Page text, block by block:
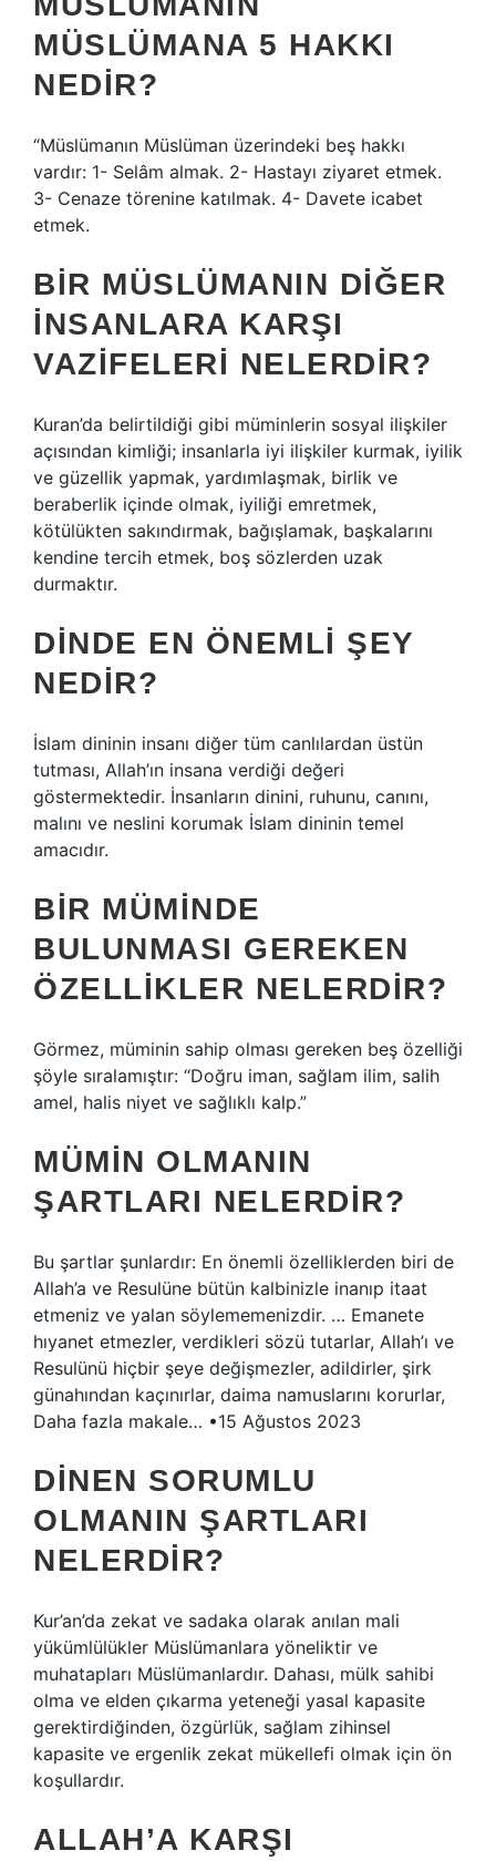
MÜSLÜMANA 5 HAKKI
NEDIR?
“Müslümanın Müslüman üzerindeki beş hakkı
vardır: 1- Selâm almak. 2- Hastayı ziyaret etmek.
3- Cenaze törenine katılmak. 4- Davete icabet
etmek.
BIR MÜSLÜMANIN DIĞER
INSANLARA KARŞI
VAZIFELERI NELERDIR?
Kuran’da belirtildiği gibi müminlerin sosyal ilişkiler
açısından kimliği; insanlarla iyi ilişkiler kurmak, iyilik
ve güzellik yapmak, yardımlaşmak, birlik ve
beraberlik içinde olmak, iyiliği emretmek,
kötülükten sakındırmak, bağışlamak, başkalarını
kendine tercih etmek, boş sözlerden uzak
durmaktır.
DINDE EN ÖNEMLI ŞEY
NEDIR?
İslam dininin insanı diğer tüm canlılardan üstün
tutması, Allah’ın insana verdiği değeri
göstermektedir. İnsanların dinini, ruhunu, canını,
malını ve neslini korumak İslam dininin temel
amacıdır.
BIR MÜMINDE
BULUNMASI GEREKEN
ÖZELLIKLER NELERDIR?
Görmez, müminin sahip olması gereken beş özelliği
şöyle sıralamıştır: “Doğru iman, sağlam ilim, salih
amel, halis niyet ve sağlıklı kalp.”
MÜMIN OLMANIN
ŞARTLARI NELERDIR?
Bu şartlar şunlardır: En önemli özelliklerden biri de
Allah’a ve Resulüne bütün kalbinizle inanıp itaat
etmeniz ve yalan söylememenizdir. … Emanete
hıyanet etmezler, verdikleri sözü tutarlar, Allah’ı ve
Resulünü hiçbir şeye değişmezler, adildirler, şirk
günahından kaçınırlar, daima namuslarını korurlar,
Daha fazla makale… •15 Ağustos 2023
DINEN SORUMLU
OLMANIN ŞARTLARI
NELERDIR?
Kur’an’da zekat ve sadaka olarak anılan mali
yükümlülükler Müslümanlara yöneliktir ve
muhatapları Müslümanlardır. Dahası, mülk sahibi
olma ve elden çıkarma yeteneği yasal kapasite
gerektirdiğinden, özgürlük, sağlam zihinsel
kapasite ve ergenlik zekat mükellefi olmak için ön
koşullardır.
ALLAH’A KARŞI